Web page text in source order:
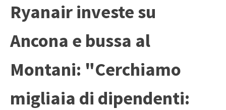
Ryanair investe su
Ancona e bussa al
Montani: "Cerchiamo
migliaia di dipendenti: